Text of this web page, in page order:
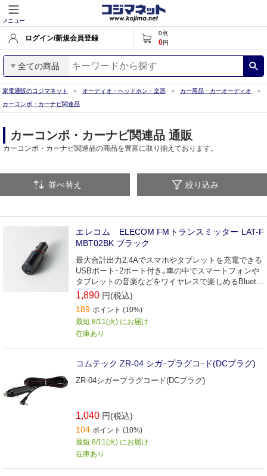
メニュー
ログイン/新規会員登録
0点
0円
全ての商品
家電通販のコジマネット オーディオ・ヘッドホン・楽器
カー用品・カーオーディオ
カーコンポ・カーナビ関連品
カーコンポ・カーナビ関連品 通販
カーコンポ・カーナビ関連品の商品を豊富に取り揃えております。
並べ替え 絞り込み
エレコム ELECOM FMトランスミッター LAT-F
MBT02BK ブラック
最大合計出力2.4Aでスマホやタブレットを充電できる
USBポート･2ポート付き｡車の中でスマートフォンや
タブレットの音楽などをワイヤレスで楽しめるBlueto
oth(R)FMトランスミッター｡
1,890 円(税込)
189 ポイント (10%)
最短 8/11(火) にお届け
在庫あり
コムテック ZR-04 シガｰプラグコｰド(DCプラグ)
ZR-04シガープラグコード(DCプラグ)
1,040 円(税込)
104 ポイント (10%)
最短 8/11(火) にお届け
在庫あり